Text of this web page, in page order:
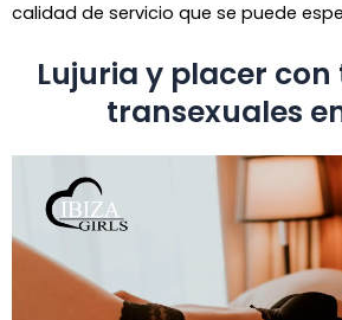
calidad de servicio que se puede
Lujuria y placer
transexuales